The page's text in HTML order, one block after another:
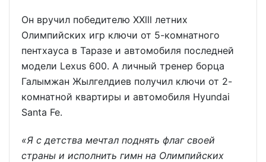
Он вручил победителю ХХlll летних
Олимпийских игр ключи от 5-комнатного
пентхауса в Таразе и автомобиля последней
модели Lexus 600. А личный тренер борца
Галымжан Жылгелдиев получил ключи от 2-
комнатной квартиры и автомобиля Hyundai
Santa Fe.
«Я с детства мечтал поднять флаг своей
страны и исполнить гимн на Олимпийских